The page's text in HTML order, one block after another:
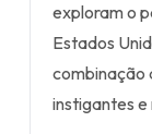
exploram o
Estados
combinação
instigantes